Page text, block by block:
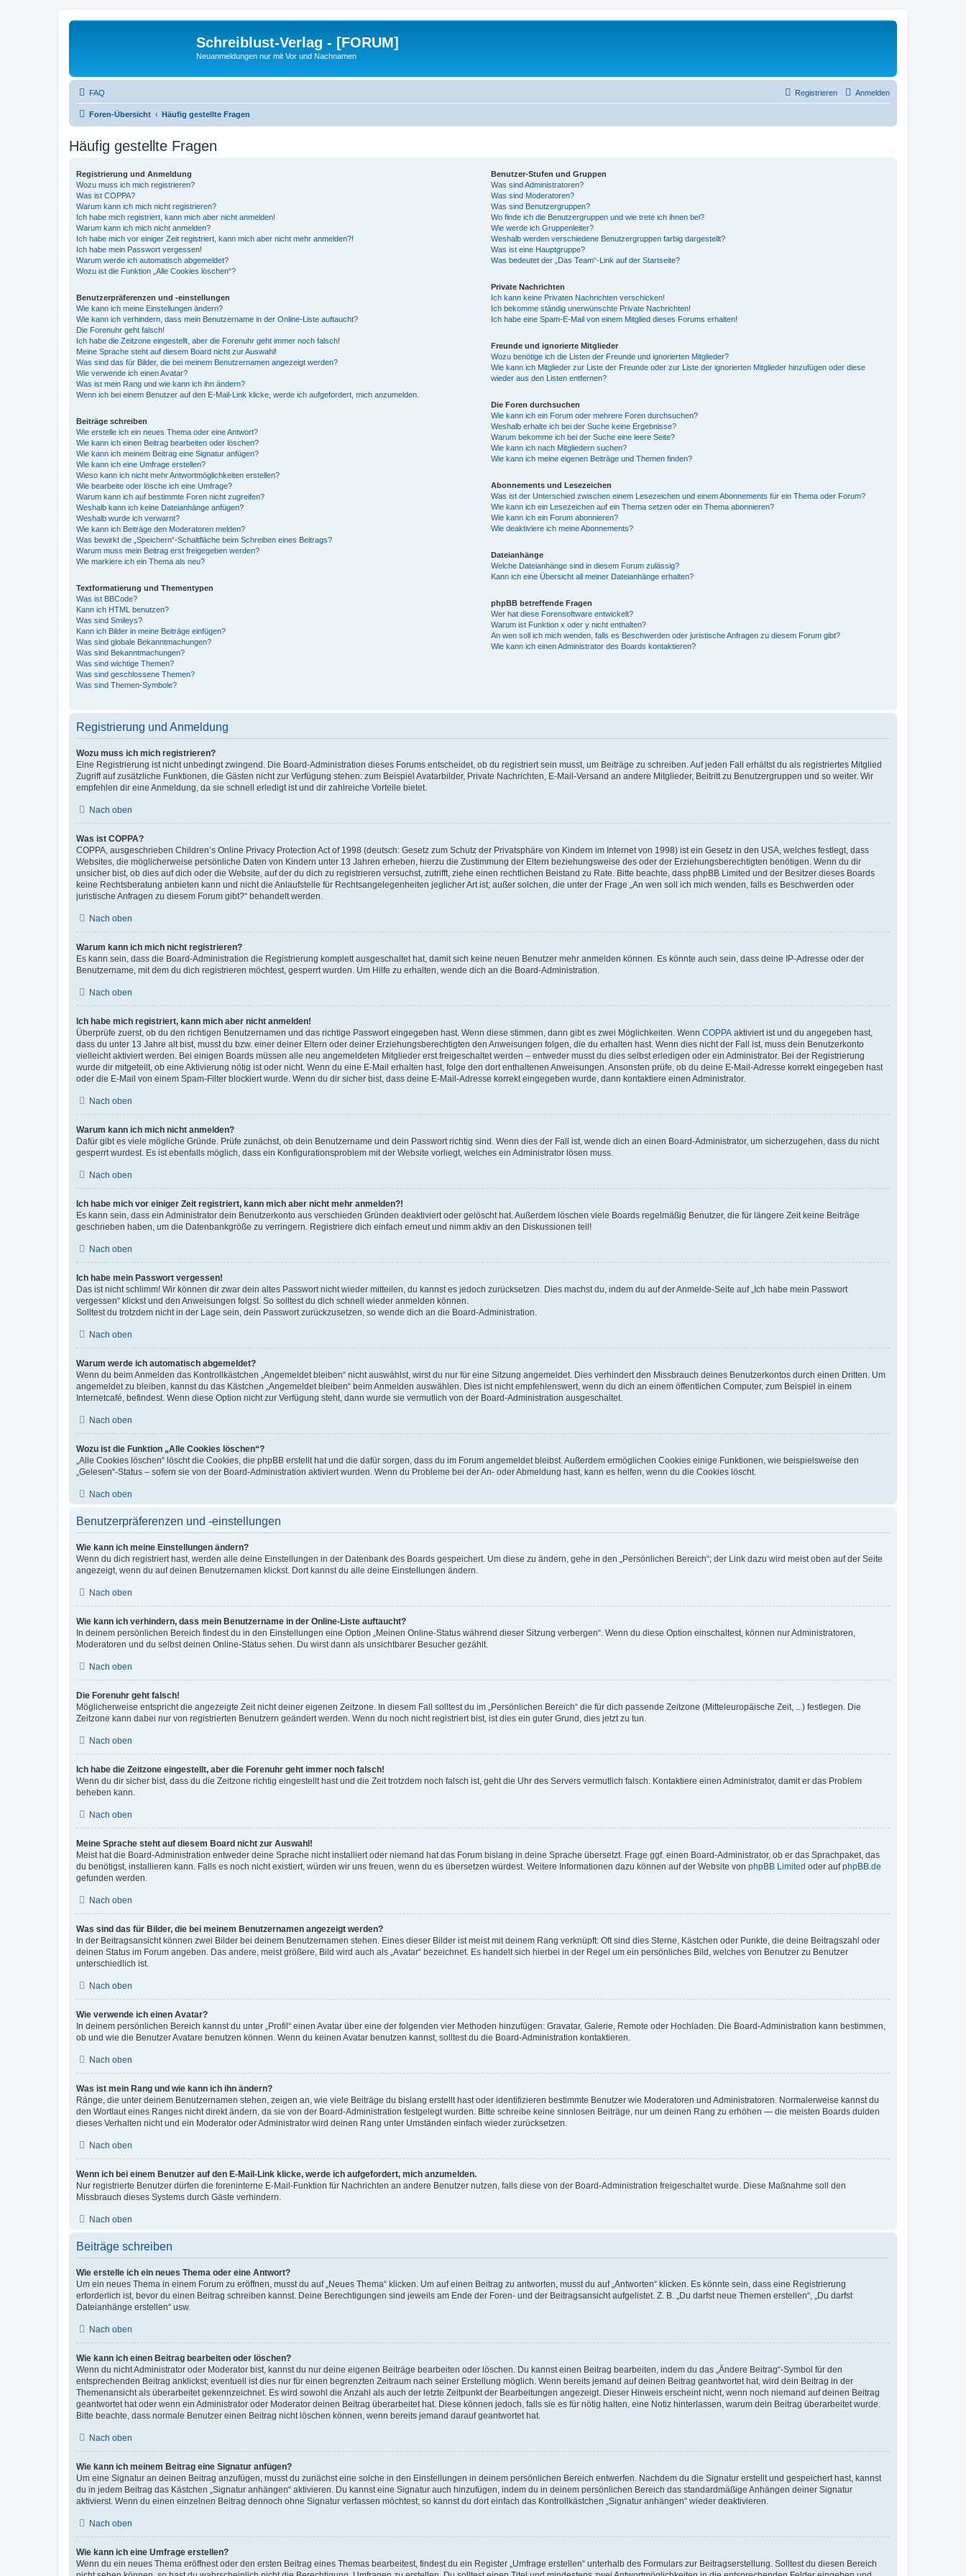
Schreiblust-Verlag - [FORUM]
Neuanmeldungen nur mit Vor und Nachnamen
FAQ Anmelden
Registrieren
Foren-Übersicht Häufig gestellte Fragen
Häufig gestellte Fragen
Registrierung und Anmeldung
Wozu muss ich mich registrieren?
Was ist COPPA?
Warum kann ich mich nicht registrieren?
Ich habe mich registriert, kann mich aber nicht anmelden!
Warum kann ich mich nicht anmelden?
Ich habe mich vor einiger Zeit registriert, kann mich aber nicht mehr anmelden?!
Ich habe mein Passwort vergessen!
Warum werde ich automatisch abgemeldet?
Wozu ist die Funktion „Alle Cookies löschen“?
Benutzerpräferenzen und -einstellungen
Wie kann ich meine Einstellungen ändern?
Wie kann ich verhindern, dass mein Benutzername in der Online-Liste auftaucht?
Die Forenuhr geht falsch!
Ich habe die Zeitzone eingestellt, aber die Forenuhr geht immer noch falsch!
Meine Sprache steht auf diesem Board nicht zur Auswahl!
Was sind das für Bilder, die bei meinem Benutzernamen angezeigt werden?
Wie verwende ich einen Avatar?
Was ist mein Rang und wie kann ich ihn ändern?
Wenn ich bei einem Benutzer auf den E-Mail-Link klicke, werde ich aufgefordert, mich anzumelden.
Beiträge schreiben
Wie erstelle ich ein neues Thema oder eine Antwort?
Wie kann ich einen Beitrag bearbeiten oder löschen?
Wie kann ich meinem Beitrag eine Signatur anfügen?
Wie kann ich eine Umfrage erstellen?
Wieso kann ich nicht mehr Antwortmöglichkeiten erstellen?
Wie bearbeite oder lösche ich eine Umfrage?
Warum kann ich auf bestimmte Foren nicht zugreifen?
Weshalb kann ich keine Dateianhänge anfügen?
Weshalb wurde ich verwarnt?
Wie kann ich Beiträge den Moderatoren melden?
Was bewirkt die „Speichern“-Schaltfläche beim Schreiben eines Beitrags?
Warum muss mein Beitrag erst freigegeben werden?
Wie markiere ich ein Thema als neu?
Textformatierung und Thementypen
Was ist BBCode?
Kann ich HTML benutzen?
Was sind Smileys?
Kann ich Bilder in meine Beiträge einfügen?
Was sind globale Bekanntmachungen?
Was sind Bekanntmachungen?
Was sind wichtige Themen?
Was sind geschlossene Themen?
Was sind Themen-Symbole?
Benutzer-Stufen und Gruppen
Was sind Administratoren?
Was sind Moderatoren?
Was sind Benutzergruppen?
Wo finde ich die Benutzergruppen und wie trete ich ihnen bei?
Wie werde ich Gruppenleiter?
Weshalb werden verschiedene Benutzergruppen farbig dargestellt?
Was ist eine Hauptgruppe?
Was bedeutet der „Das Team“-Link auf der Startseite?
Private Nachrichten
Ich kann keine Privaten Nachrichten verschicken!
Ich bekomme ständig unerwünschte Private Nachrichten!
Ich habe eine Spam-E-Mail von einem Mitglied dieses Forums erhalten!
Freunde und ignorierte Mitglieder
Wozu benötige ich die Listen der Freunde und ignorierten Mitglieder?
Wie kann ich Mitglieder zur Liste der Freunde oder zur Liste der ignorierten Mitglieder hinzufügen oder diese
wieder aus den Listen entfernen?
Die Foren durchsuchen
Wie kann ich ein Forum oder mehrere Foren durchsuchen?
Weshalb erhalte ich bei der Suche keine Ergebnisse?
Warum bekomme ich bei der Suche eine leere Seite?
Wie kann ich nach Mitgliedern suchen?
Wie kann ich meine eigenen Beiträge und Themen finden?
Abonnements und Lesezeichen
Was ist der Unterschied zwischen einem Lesezeichen und einem Abonnements für ein Thema oder Forum?
Wie kann ich ein Lesezeichen auf ein Thema setzen oder ein Thema abonnieren?
Wie kann ich ein Forum abonnieren?
Wie deaktiviere ich meine Abonnements?
Dateianhänge
Welche Dateianhänge sind in diesem Forum zulässig?
Kann ich eine Übersicht all meiner Dateianhänge erhalten?
phpBB betreffende Fragen
Wer hat diese Forensoftware entwickelt?
Warum ist Funktion x oder y nicht enthalten?
An wen soll ich mich wenden, falls es Beschwerden oder juristische Anfragen zu diesem Forum gibt?
Wie kann ich einen Administrator des Boards kontaktieren?
Registrierung und Anmeldung
Wozu muss ich mich registrieren?
Eine Registrierung ist nicht unbedingt zwingend. Die Board-Administration dieses Forums entscheidet, ob du registriert sein musst, um Beiträge zu schreiben. Auf jeden Fall erhältst du als registriertes Mitglied
Zugriff auf zusätzliche Funktionen, die Gästen nicht zur Verfügung stehen: zum Beispiel Avatarbilder, Private Nachrichten, E-Mail-Versand an andere Mitglieder, Beitritt zu Benutzergruppen und so weiter. Wir
empfehlen dir eine Anmeldung, da sie schnell erledigt ist und dir zahlreiche Vorteile bietet.
Nach oben
Was ist COPPA?
COPPA, ausgeschrieben Children’s Online Privacy Protection Act of 1998 (deutsch: Gesetz zum Schutz der Privatsphäre von Kindern im Internet von 1998) ist ein Gesetz in den USA, welches festlegt, dass
Websites, die möglicherweise persönliche Daten von Kindern unter 13 Jahren erheben, hierzu die Zustimmung der Eltern beziehungsweise des oder der Erziehungsberechtigten benötigen. Wenn du dir
unsicher bist, ob dies auf dich oder die Website, auf der du dich zu registrieren versuchst, zutrifft, ziehe einen rechtlichen Beistand zu Rate. Bitte beachte, dass phpBB Limited und der Besitzer dieses Boards
keine Rechtsberatung anbieten kann und nicht die Anlaufstelle für Rechtsangelegenheiten jeglicher Art ist; außer solchen, die unter der Frage „An wen soll ich mich wenden, falls es Beschwerden oder
juristische Anfragen zu diesem Forum gibt?“ behandelt werden.
Nach oben
Warum kann ich mich nicht registrieren?
Es kann sein, dass die Board-Administration die Registrierung komplett ausgeschaltet hat, damit sich keine neuen Benutzer mehr anmelden können. Es könnte auch sein, dass deine IP-Adresse oder der
Benutzername, mit dem du dich registrieren möchtest, gesperrt wurden. Um Hilfe zu erhalten, wende dich an die Board-Administration.
Nach oben
Ich habe mich registriert, kann mich aber nicht anmelden!
Überprüfe zuerst, ob du den richtigen Benutzernamen und das richtige Passwort eingegeben hast. Wenn diese stimmen, dann gibt es zwei Möglichkeiten. Wenn COPPA aktiviert ist und du angegeben hast,
dass du unter 13 Jahre alt bist, musst du bzw. einer deiner Eltern oder deiner Erziehungsberechtigten den Anweisungen folgen, die du erhalten hast. Wenn dies nicht der Fall ist, muss dein Benutzerkonto
vielleicht aktiviert werden. Bei einigen Boards müssen alle neu angemeldeten Mitglieder erst freigeschaltet werden – entweder musst du dies selbst erledigen oder ein Administrator. Bei der Registrierung
wurde dir mitgeteilt, ob eine Aktivierung nötig ist oder nicht. Wenn du eine E-Mail erhalten hast, folge den dort enthaltenen Anweisungen. Ansonsten prüfe, ob du deine E-Mail-Adresse korrekt eingegeben hast
oder die E-Mail von einem Spam-Filter blockiert wurde. Wenn du dir sicher bist, dass deine E-Mail-Adresse korrekt eingegeben wurde, dann kontaktiere einen Administrator.
Nach oben
Warum kann ich mich nicht anmelden?
Dafür gibt es viele mögliche Gründe. Prüfe zunächst, ob dein Benutzername und dein Passwort richtig sind. Wenn dies der Fall ist, wende dich an einen Board-Administrator, um sicherzugehen, dass du nicht
gesperrt wurdest. Es ist ebenfalls möglich, dass ein Konfigurationsproblem mit der Website vorliegt, welches ein Administrator lösen muss.
Nach oben
Ich habe mich vor einiger Zeit registriert, kann mich aber nicht mehr anmelden?!
Es kann sein, dass ein Administrator dein Benutzerkonto aus verschieden Gründen deaktiviert oder gelöscht hat. Außerdem löschen viele Boards regelmäßig Benutzer, die für längere Zeit keine Beiträge
geschrieben haben, um die Datenbankgröße zu verringern. Registriere dich einfach erneut und nimm aktiv an den Diskussionen teil!
Nach oben
Ich habe mein Passwort vergessen!
Das ist nicht schlimm! Wir können dir zwar dein altes Passwort nicht wieder mitteilen, du kannst es jedoch zurücksetzen. Dies machst du, indem du auf der Anmelde-Seite auf „Ich habe mein Passwort
vergessen“ klickst und den Anweisungen folgst. So solltest du dich schnell wieder anmelden können.
Solltest du trotzdem nicht in der Lage sein, dein Passwort zurückzusetzen, so wende dich an die Board-Administration.
Nach oben
Warum werde ich automatisch abgemeldet?
Wenn du beim Anmelden das Kontrollkästchen „Angemeldet bleiben“ nicht auswählst, wirst du nur für eine Sitzung angemeldet. Dies verhindert den Missbrauch deines Benutzerkontos durch einen Dritten. Um
angemeldet zu bleiben, kannst du das Kästchen „Angemeldet bleiben“ beim Anmelden auswählen. Dies ist nicht empfehlenswert, wenn du dich an einem öffentlichen Computer, zum Beispiel in einem
Internetcafé, befindest. Wenn diese Option nicht zur Verfügung steht, dann wurde sie vermutlich von der Board-Administration ausgeschaltet.
Nach oben
Wozu ist die Funktion „Alle Cookies löschen“?
„Alle Cookies löschen“ löscht die Cookies, die phpBB erstellt hat und die dafür sorgen, dass du im Forum angemeldet bleibst. Außerdem ermöglichen Cookies einige Funktionen, wie beispielsweise den
„Gelesen“-Status – sofern sie von der Board-Administration aktiviert wurden. Wenn du Probleme bei der An- oder Abmeldung hast, kann es helfen, wenn du die Cookies löscht.
Nach oben
Benutzerpräferenzen und -einstellungen
Wie kann ich meine Einstellungen ändern?
Wenn du dich registriert hast, werden alle deine Einstellungen in der Datenbank des Boards gespeichert. Um diese zu ändern, gehe in den „Persönlichen Bereich“; der Link dazu wird meist oben auf der Seite
angezeigt, wenn du auf deinen Benutzernamen klickst. Dort kannst du alle deine Einstellungen ändern.
Nach oben
Wie kann ich verhindern, dass mein Benutzername in der Online-Liste auftaucht?
In deinem persönlichen Bereich findest du in den Einstellungen eine Option „Meinen Online-Status während dieser Sitzung verbergen“. Wenn du diese Option einschaltest, können nur Administratoren,
Moderatoren und du selbst deinen Online-Status sehen. Du wirst dann als unsichtbarer Besucher gezählt.
Nach oben
Die Forenuhr geht falsch!
Möglicherweise entspricht die angezeigte Zeit nicht deiner eigenen Zeitzone. In diesem Fall solltest du im „Persönlichen Bereich“ die für dich passende Zeitzone (Mitteleuropäische Zeit, ...) festlegen. Die
Zeitzone kann dabei nur von registrierten Benutzern geändert werden. Wenn du noch nicht registriert bist, ist dies ein guter Grund, dies jetzt zu tun.
Nach oben
Ich habe die Zeitzone eingestellt, aber die Forenuhr geht immer noch falsch!
Wenn du dir sicher bist, dass du die Zeitzone richtig eingestellt hast und die Zeit trotzdem noch falsch ist, geht die Uhr des Servers vermutlich falsch. Kontaktiere einen Administrator, damit er das Problem
beheben kann.
Nach oben
Meine Sprache steht auf diesem Board nicht zur Auswahl!
Meist hat die Board-Administration entweder deine Sprache nicht installiert oder niemand hat das Forum bislang in deine Sprache übersetzt. Frage ggf. einen Board-Administrator, ob er das Sprachpaket, das
du benötigst, installieren kann. Falls es noch nicht existiert, würden wir uns freuen, wenn du es übersetzen würdest. Weitere Informationen dazu können auf der Website von phpBB Limited oder aufphpBB.de
gefunden werden.
Nach oben
Was sind das für Bilder, die bei meinem Benutzernamen angezeigt werden?
In der Beitragsansicht können zwei Bilder bei deinem Benutzernamen stehen. Eines dieser Bilder ist meist mit deinem Rang verknüpft: Oft sind dies Sterne, Kästchen oder Punkte, die deine Beitragszahl oder
deinen Status im Forum angeben. Das andere, meist größere, Bild wird auch als „Avatar“ bezeichnet. Es handelt sich hierbei in der Regel um ein persönliches Bild, welches von Benutzer zu Benutzer
unterschiedlich ist.
Nach oben
Wie verwende ich einen Avatar?
In deinem persönlichen Bereich kannst du unter „Profil“ einen Avatar über eine der folgenden vier Methoden hinzufügen: Gravatar, Galerie, Remote oder Hochladen. Die Board-Administration kann bestimmen,
ob und wie die Benutzer Avatare benutzen können. Wenn du keinen Avatar benutzen kannst, solltest du die Board-Administration kontaktieren.
Nach oben
Was ist mein Rang und wie kann ich ihn ändern?
Ränge, die unter deinem Benutzernamen stehen, zeigen an, wie viele Beiträge du bislang erstellt hast oder identifizieren bestimmte Benutzer wie Moderatoren und Administratoren. Normalerweise kannst du
den Wortlaut eines Ranges nicht direkt ändern, da sie von der Board-Administration festgelegt wurden. Bitte schreibe keine sinnlosen Beiträge, nur um deinen Rang zu erhöhen — die meisten Boards dulden
dieses Verhalten nicht und ein Moderator oder Administrator wird deinen Rang unter Umständen einfach wieder zurücksetzen.
Nach oben
Wenn ich bei einem Benutzer auf den E-Mail-Link klicke, werde ich aufgefordert, mich anzumelden.
Nur registrierte Benutzer dürfen die foreninterne E-Mail-Funktion für Nachrichten an andere Benutzer nutzen, falls diese von der Board-Administration freigeschaltet wurde. Diese Maßnahme soll den
Missbrauch dieses Systems durch Gäste verhindern.
Nach oben
Beiträge schreiben
Wie erstelle ich ein neues Thema oder eine Antwort?
Um ein neues Thema in einem Forum zu eröffnen, musst du auf „Neues Thema“ klicken. Um auf einen Beitrag zu antworten, musst du auf „Antworten“ klicken. Es könnte sein, dass eine Registrierung
erforderlich ist, bevor du einen Beitrag schreiben kannst. Deine Berechtigungen sind jeweils am Ende der Foren- und der Beitragsansicht aufgelistet. Z. B. „Du darfst neue Themen erstellen“, „Du darfst
Dateianhänge erstellen“ usw.
Nach oben
Wie kann ich einen Beitrag bearbeiten oder löschen?
Wenn du nicht Administrator oder Moderator bist, kannst du nur deine eigenen Beiträge bearbeiten oder löschen. Du kannst einen Beitrag bearbeiten, indem du das „Ändere Beitrag“-Symbol für den
entsprechenden Beitrag anklickst; eventuell ist dies nur für einen begrenzten Zeitraum nach seiner Erstellung möglich. Wenn bereits jemand auf deinen Beitrag geantwortet hat, wird dein Beitrag in der
Themenansicht als überarbeitet gekennzeichnet. Es wird sowohl die Anzahl als auch der letzte Zeitpunkt der Bearbeitungen angezeigt. Dieser Hinweis erscheint nicht, wenn noch niemand auf deinen Beitrag
geantwortet hat oder wenn ein Administrator oder Moderator deinen Beitrag überarbeitet hat. Diese können jedoch, falls sie es für nötig halten, eine Notiz hinterlassen, warum dein Beitrag überarbeitet wurde.
Bitte beachte, dass normale Benutzer einen Beitrag nicht löschen können, wenn bereits jemand darauf geantwortet hat.
Nach oben
Wie kann ich meinem Beitrag eine Signatur anfügen?
Um eine Signatur an deinen Beitrag anzufügen, musst du zunächst eine solche in den Einstellungen in deinem persönlichen Bereich entwerfen. Nachdem du die Signatur erstellt und gespeichert hast, kannst
du in jedem Beitrag das Kästchen „Signatur anhängen“ aktivieren. Du kannst eine Signatur auch hinzufügen, indem du in deinem persönlichen Bereich das standardmäßige Anhängen deiner Signatur
aktivierst. Wenn du einen einzelnen Beitrag dennoch ohne Signatur verfassen möchtest, so kannst du dort einfach das Kontrollkästchen „Signatur anhängen“ wieder deaktivieren.
Nach oben
Wie kann ich eine Umfrage erstellen?
Wenn du ein neues Thema eröffnest oder den ersten Beitrag eines Themas bearbeitest, findest du ein Register „Umfrage erstellen“ unterhalb des Formulars zur Beitragserstellung. Solltest du diesen Bereich